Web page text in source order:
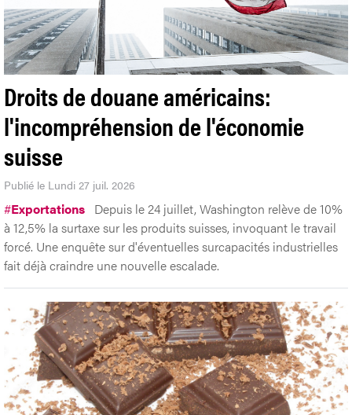
Droits de douane américains:
l'incompréhension de l'économie
suisse
Publié le Lundi 27 juil. 2026
#Exportations Depuis le 24 juillet, Washington relève de 10%
à 12,5% la surtaxe sur les produits suisses, invoquant le travail
forcé. Une enquête sur d'éventuelles surcapacités industrielles
fait déjà craindre une nouvelle escalade.